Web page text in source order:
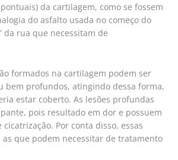
da cartilagem, como se fossem
do asfalto usada no começo do
da rua que necessitam de
formados na cartilagem podem ser
bem profundos, atingindo dessa forma,
estar coberto. As lesões profundas
pois resultado em dor e possuem
Por conta disso, essas
as que podem necessitar de tratamento